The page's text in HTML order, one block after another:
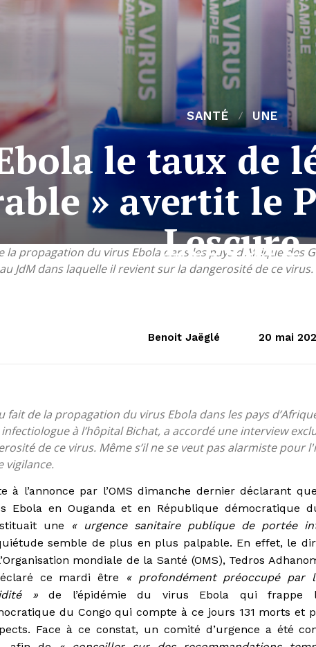
propagation du virus Ebola dans les pays d’Afrique des
JdM dans laquelle il revient sur la dangerosité de ce
SANTÉ UNE
le taux de
» avertit le
Lescure
Benoit Jaëglé 20 mai
fait de la propagation du virus Ebola dans les pays
à l’hôpital Bichat, a accordé une interview
de ce virus. Même s’il ne se veut pas alarmiste pour
vigilance.
à l’annonce par l’OMS dimanche dernier déclarant
Ebola en Ouganda et en République démocratique
une
« urgence sanitaire publique de portée
semble de plus en plus palpable. En effet, le
mondiale de la Santé (OMS), Tedros
ce mardi être
« profondément préoccupé par
»de l’épidémie du virus Ebola qui frappe
du Congo qui compte à ce jours 131 morts et
Face à ce constat, un comité d’urgence a été